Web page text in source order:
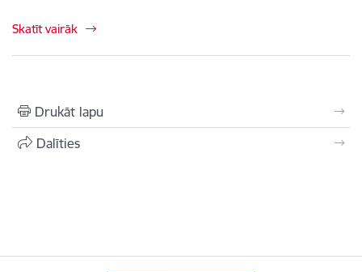
Skatīt vairāk
Drukāt lapu
Dalīties